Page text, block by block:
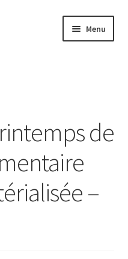
Menu
enfant
Ouvrir
le
de
–